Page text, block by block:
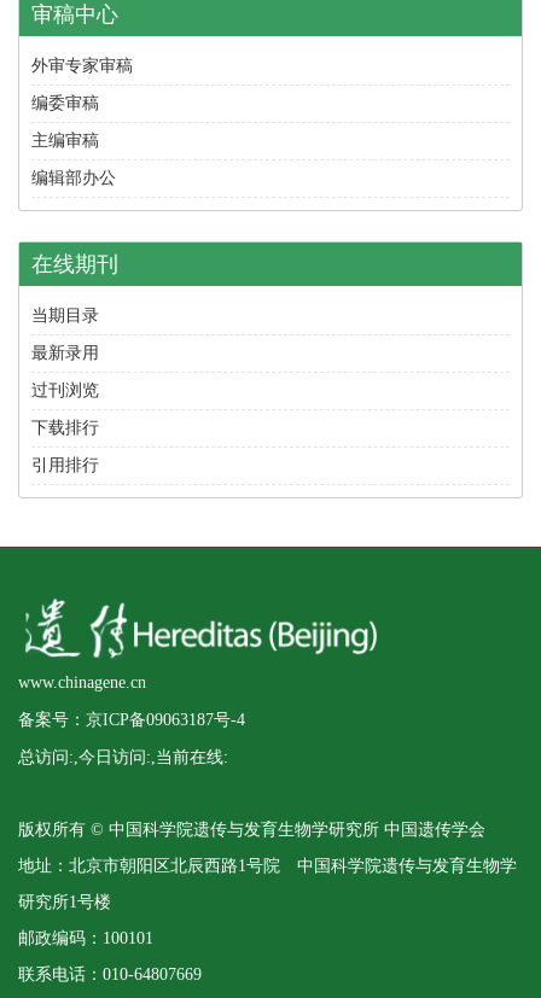
审稿中心
外审专家审稿
编委审稿
主编审稿
编辑部办公
在线期刊
当期目录
最新录用
过刊浏览
下载排行
引用排行
www.chinagene.cn
备案号：京ICP备09063187号-4
总访问:,今日访问:,当前在线:
版权所有 © 中国科学院遗传与发育生物学研究所 中国遗传学会
地址：北京市朝阳区北辰西路1号院 中国科学院遗传与发育生物学
研究所1号楼
邮政编码：100101
联系电话：010-64807669